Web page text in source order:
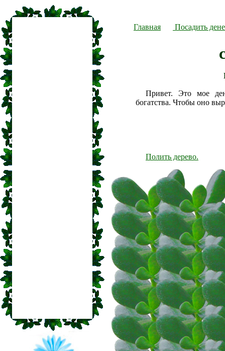
Главная Посадить
Привет. Это мое
богатства. Чтобы оно
Полить дерево.